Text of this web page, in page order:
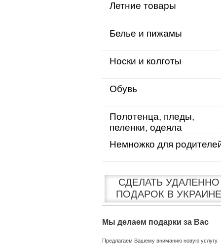
Летние товары
Белье и пижамы
Носки и колготы
Обувь
Полотенца, пледы,
пеленки, одеяла
Немножко для
СДЕЛАТЬ УДАЛЕННО
ПОДАРОК В УКРАИНЕ
Мы делаем подарки за Вас
Предлагаем Вашему вниманию новую услугу.